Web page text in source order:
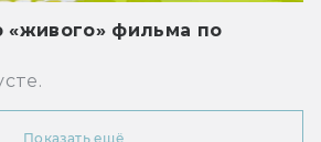
«живого» фильма по
Показать ещё